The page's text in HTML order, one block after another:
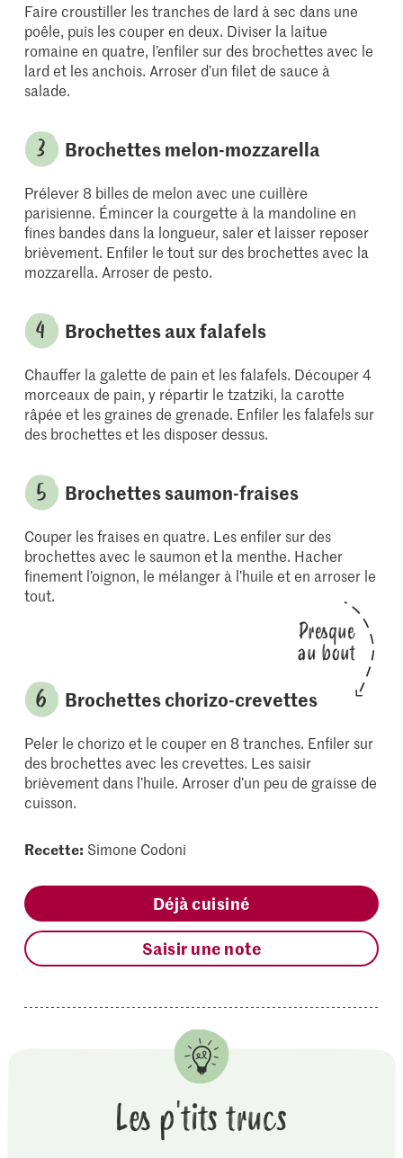
Faire croustiller les tranches de lard à sec dans une
poêle, puis les couper en deux. Diviser la laitue
romaine en quatre, l’enfiler sur des brochettes avec le
lard et les anchois. Arroser d’un filet de sauce à
salade.
Brochettes melon-mozzarella
Prélever 8 billes de melon avec une cuillère
parisienne. Émincer la courgette à la mandoline en
fines bandes dans la longueur, saler et laisser reposer
brièvement. Enfiler le tout sur des brochettes avec la
mozzarella. Arroser de pesto.
Brochettes aux falafels
Chauffer la galette de pain et les falafels. Découper 4
morceaux de pain, y répartir le tzatziki, la carotte
râpée et les graines de grenade. Enfiler les falafels sur
des brochettes et les disposer dessus.
Brochettes saumon-fraises
Couper les fraises en quatre. Les enfiler sur des
brochettes avec le saumon et la menthe. Hacher
finement l’oignon, le mélanger à l’huile et en arroser le
tout.
Presque
au bout
Brochettes chorizo-crevettes
Peler le chorizo et le couper en 8 tranches. Enfiler sur
des brochettes avec les crevettes. Les saisir
brièvement dans l’huile. Arroser d’un peu de graisse de
cuisson.
Recette: Simone Codoni
Déjà cuisiné
Saisir une note
Les p'tits trucs